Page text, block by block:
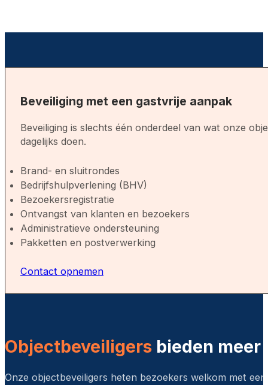
Beveiliging met een gastvrije aanpak
Beveiliging is slechts één onderdeel van wat onze
dagelijks doen.
Brand- en sluitrondes
Bedrijfshulpverlening (BHV)
Bezoekersregistratie
Ontvangst van klanten en bezoekers
Administratieve ondersteuning
Pakketten en postverwerking
Contact opnemen
Objectbeveiligers bieden
Onze objectbeveiligers heten bezoekers welkom met